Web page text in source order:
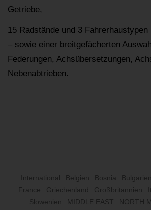
Getriebe,
15 Radstände und 3
– sowie einer breitgefächerten
Federungen, Achsübersetzungen,
Nebenabtrieben.
International Belgien Bosnia Bulgarien
France
Griechenland Großbritannien
Slowenien
MIDDLE EAST
NORTH